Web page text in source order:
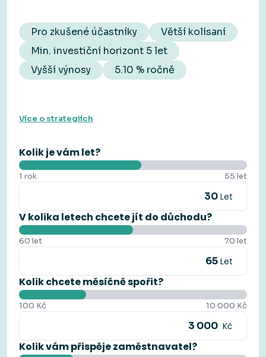
Pro zkušené účastníky
Větší kolísaní
Min. investiční horizont 5 let
Vyšší výnosy
5.10 % ročně
Více o strategiích
Kolik je vám let?
1 rok 55 let
Let
V kolika letech chcete jít do důchodu?
60 let 70 let
Let
Kolik chcete měsíčně spořit?
100 Kč 10 000 Kč
Kč
Kolik vám přispěje zaměstnavatel?